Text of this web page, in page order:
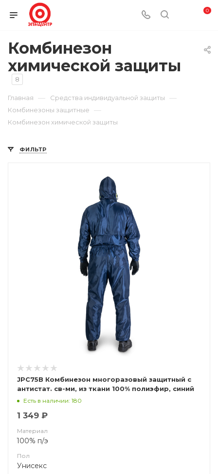
0
Комбинезон
химической защиты
8
Главная — Средства индивидуальной защиты —
Комбинезоны защитные —
Комбинезон химической защиты
ФИЛЬТР
JPC75B Комбинезон многоразовый защитный с
антистат. св-ми, из ткани 100% полиэфир, синий
(ЧЗ)Есть в наличии: 180
1 349 ₽
Материал
100% п/э
Пол
Унисекс